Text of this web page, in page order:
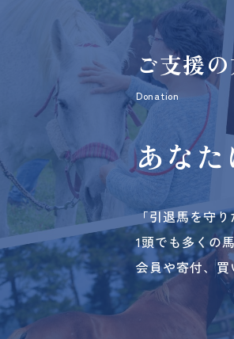
ご支援
Donation
あな
「引退馬を守
1頭でも多くの
会員や寄付、